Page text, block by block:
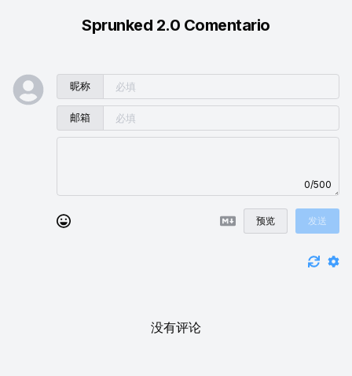
Sprunked 2.0 Comentario
昵称
邮箱
0/500
预览 发送
没有评论